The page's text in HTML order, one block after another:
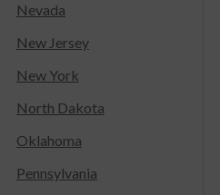
Nevada
New Jersey
New York
North Dakota
Oklahoma
Pennsylvania